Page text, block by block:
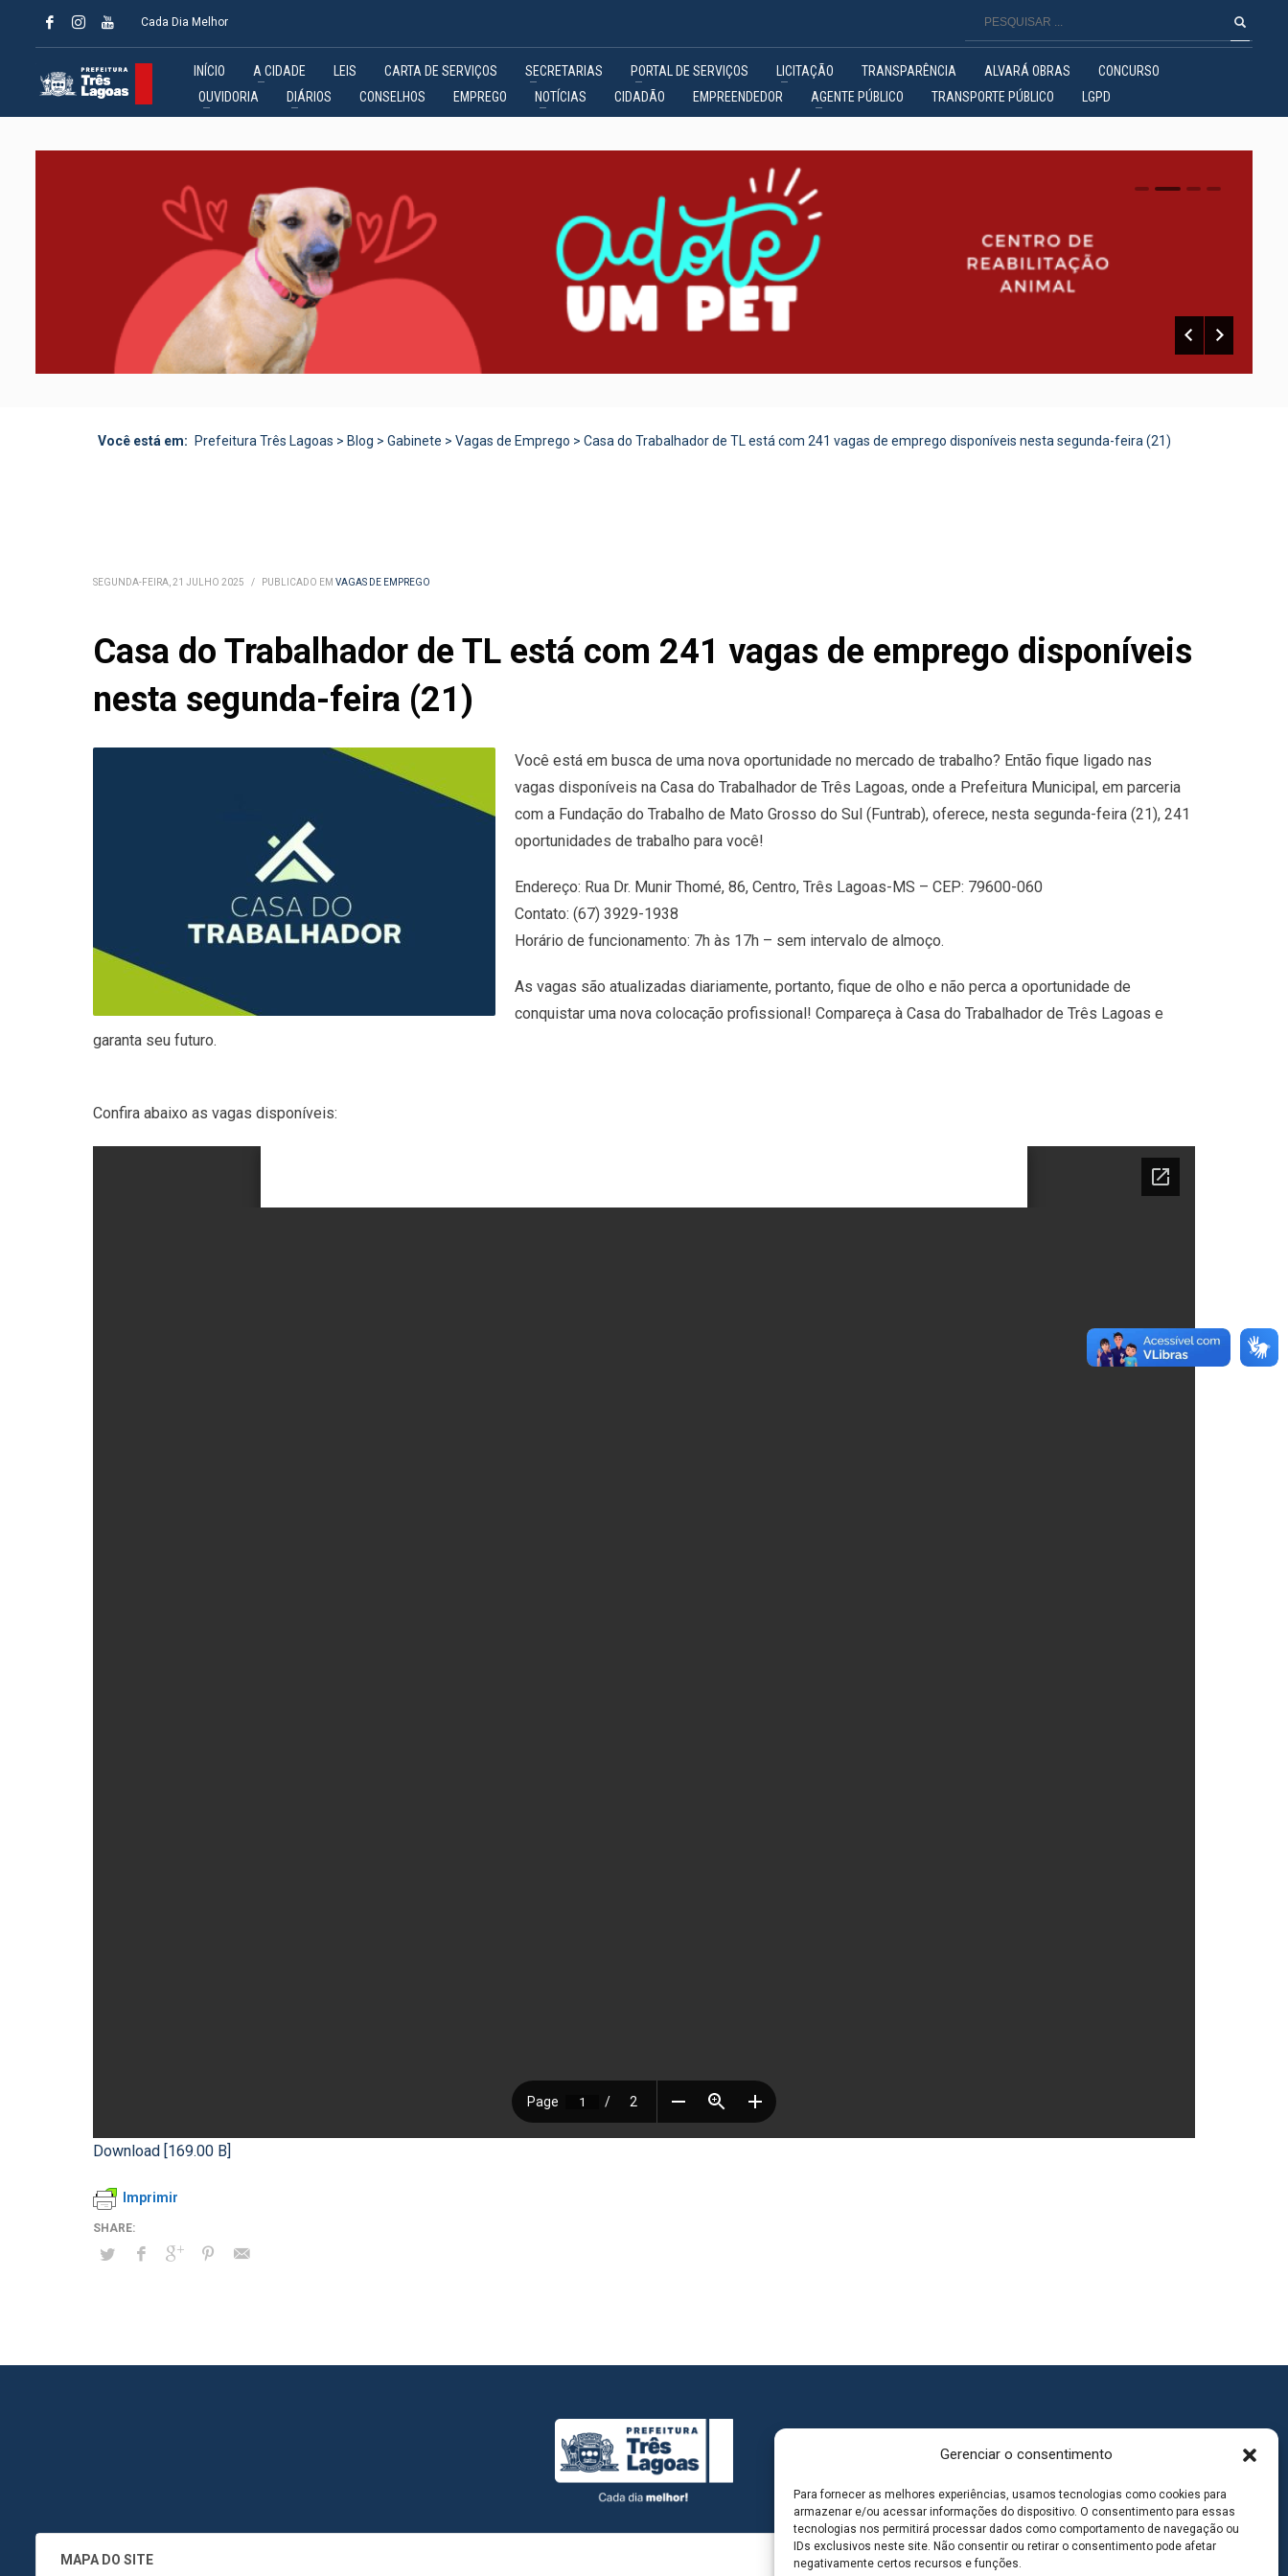
Gerenciar o consentimento
Para fornecer as melhores experiências, usamos tecnologias como cookies para
armazenar e/ou acessar informações do dispositivo. O consentimento para essas
tecnologias nos permitirá processar dados como comportamento de navegação ou
IDs exclusivos neste site. Não consentir ou retirar o consentimento pode afetar
negativamente certos recursos e funções.
Cada Dia Melhor
INÍCIO A CIDADE LEIS CARTA DE SERVIÇOS SECRETARIAS PORTAL DE SERVIÇOS LICITAÇÃO TRANSPARÊNCIA ALVARÁ OBRAS
CONCURSO
OUVIDORIA
DIÁRIOS CONSELHOS EMPREGO NOTÍCIAS CIDADÃO EMPREENDEDOR AGENTE PÚBLICO TRANSPORTE PÚBLICO LGPD
0 1 2
Você está em: Prefeitura Três Lagoas > Blog > Gabinete > Vagas de Emprego > Casa do Trabalhador de TL está com 241 vagas de emprego disponíveis nesta segunda-feira (21)
SEGUNDA-FEIRA, 21 JULHO 2025 / PUBLICADO EM VAGAS DE EMPREGO
Casa do Trabalhador de TL está com 241 vagas de emprego disponíveis
nesta segunda-feira (21)
Você está em busca de uma nova oportunidade no mercado de trabalho? Então fique ligado nas
vagas disponíveis na Casa do Trabalhador de Três Lagoas, onde a Prefeitura Municipal, em parceria
com a Fundação do Trabalho de Mato Grosso do Sul (Funtrab), oferece, nesta segunda-feira (21), 241
oportunidades de trabalho para você!
Endereço: Rua Dr. Munir Thomé, 86, Centro, Três Lagoas-MS – CEP: 79600-060
Contato: (67) 3929-1938
Horário de funcionamento: 7h às 17h – sem intervalo de almoço.
As vagas são atualizadas diariamente, portanto, fique de olho e não perca a oportunidade de
conquistar uma nova colocação profissional! Compareça à Casa do Trabalhador de Três Lagoas e
garanta seu futuro.
Confira abaixo as vagas disponíveis:
Download [169.00 B]
Imprimir
MAPA DO SITE